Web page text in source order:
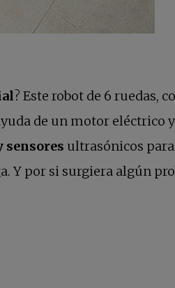
? Este robot de 6 ruedas,
de un motor eléctrico
sensores ultrasónicos
Y por si surgiera algún